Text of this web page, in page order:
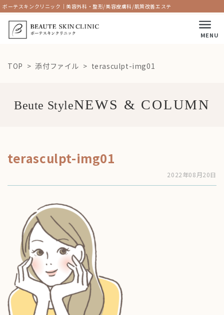
ボーテスキンクリニック｜美容外科・整形/美容皮膚科/肌質改善エステ
MENU
TOP 添付ファイル terasculpt-img01
Beute Style
terasculpt-img01
2022年08月20日